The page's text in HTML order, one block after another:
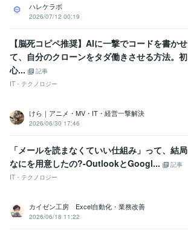
ハレケラボ
2026/07/12 00:19
【脳死コピペ推奨】AIに一撃でコードを書かせ
て、自分のクローンをタダ働きさせる方法。初
心...
記事
IT・テクノロジー
けら｜アニメ・MV・IT・経営一撃解決
2026/06/30 17:46
「メールを読まなくていい仕組み」って、結局
なにを用意したの?-OutlookとGoogl...
記事
IT・テクノロジー
カイゼン工房 Excel自動化・業務改善
2026/06/18 11:22